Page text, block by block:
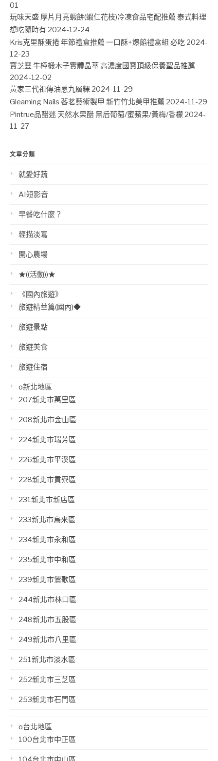
01
玩味天盛 厚片月亮蝦餅(蝦仁花枝)冷凍食品宅配推薦 泰式料理
想吃隨時有 2024-12-24
Kris克里酥蛋捲 年節禮盒推薦 一口酥+爆餡禮盒組 必吃 2024-
12-23
寶芝靈 牛樟椴木子實體晶萃 高濃度國寶頂級保養聖品推薦
2024-12-02
黃家三代祖傳油蔥九層粿 2024-11-29
Gleaming Nails 茖茗藝術製甲 新竹竹北美甲推薦 2024-11-29
Pintrue品醋迷 天然水果醋 黑后葡萄/蜜蘋果/黃梅/香檬 2024-
11-27
文章分類
就愛好蔬
AI短影音
早餐吃什麼？
輕描淡寫
開心農場
★((活動))★
《國內旅遊》
旅遊精華篇(國內)◆
旅遊景點
旅遊美食
旅遊住宿
o新北地區
207新北市萬里區
208新北市金山區
224新北市瑞芳區
226新北市平溪區
228新北市貢寮區
231新北市新店區
233新北市烏來區
234新北市永和區
235新北市中和區
239新北市鶯歌區
244新北市林口區
248新北市五股區
249新北市八里區
251新北市淡水區
252新北市三芝區
253新北市石門區
o台北地區
100台北市中正區